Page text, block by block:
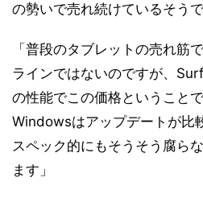
の勢いで売れ続けているそうで
「普段のタブレットの売れ筋
ラインではないのですが、
の性能でこの価格ということ
Windowsはアップデートが比
スペック的にもそうそう腐ら
ます」